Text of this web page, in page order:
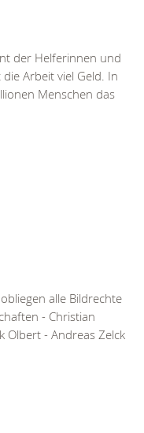
der Helferinnen und
Arbeit viel Geld. In
Menschen das
alle Bildrechte
- Christian
Olbert - Andreas Zelck